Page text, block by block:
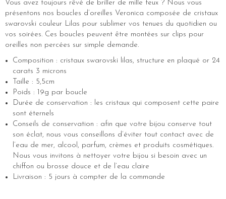
Vous avez toujours rêvé de briller de mille feux ? Nous vous
présentons nos boucles d’oreilles Veronica composée de cristaux
swarovski couleur Lilas pour sublimer vos tenues du quotidien ou
vos soirées. Ces boucles peuvent être montées sur clips pour
oreilles non percées sur simple demande.
Composition : cristaux swarovski lilas, structure en plaqué or 24
carats 3 microns
Taille : 5,5cm
Poids : 19g par boucle
Durée de conservation : les cristaux qui composent cette paire
sont éternels
Conseils de conservation : afin que votre bijou conserve tout
son éclat, nous vous conseillons d’éviter tout contact avec de
l’eau de mer, alcool, parfum, crèmes et produits cosmétiques.
Nous vous invitons à nettoyer votre bijou si besoin avec un
chiffon ou brosse douce et de l’eau claire
Livraison : 5 jours à compter de la commande